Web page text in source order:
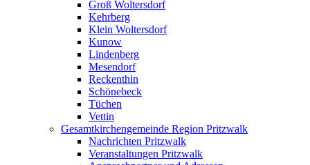
Groß Woltersdorf
Kehrberg
Klein Woltersdorf
Kunow
Lindenberg
Mesendorf
Reckenthin
Schönebeck
Tüchen
Vettin
Gesamtkirchengemeinde Region Pritzwalk
Nachrichten Pritzwalk
Veranstaltungen Pritzwalk